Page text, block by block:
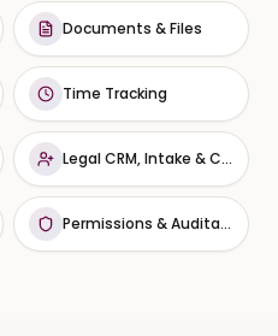
Documents & Files
Time Tracking
Legal CRM, Intake & Compliance
Permissions & Auditability